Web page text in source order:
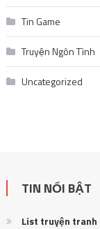
Tin Game
Truyện Ngôn Tình
Uncategorized
TIN NỔI BẬT
List truyện tranh